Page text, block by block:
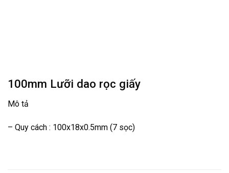
100mm Lưỡi dao rọc giấy
Mô tả
– Quy cách : 100x18x0.5mm (7 sọc)